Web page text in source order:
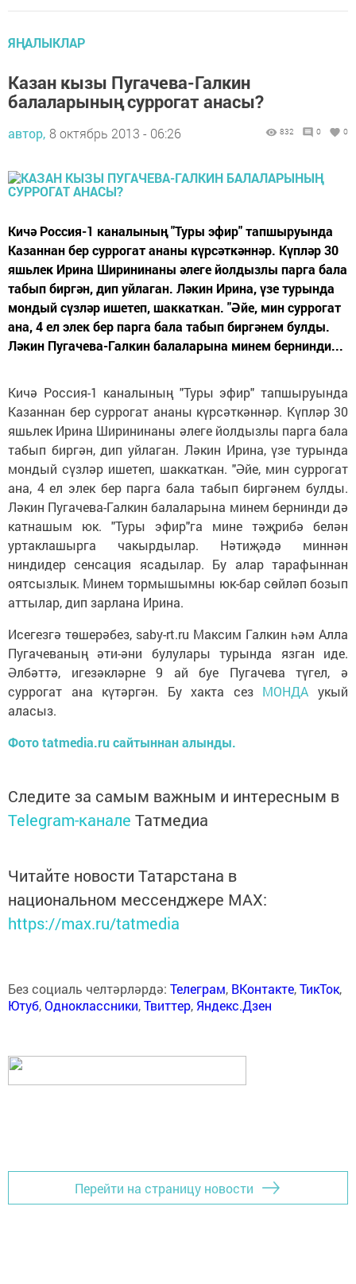
ЯҢАЛЫКЛАР
Казан кызы Пугачева-Галкин
балаларының суррогат анасы?
автор, 8 октябрь 2013 - 06:26 832 0 0
Кичә Россия-1 каналының "Туры эфир" тапшыруында
Казаннан бер суррогат ананы күрсәткәннәр. Күпләр 30
яшьлек Ирина Ширининаны әлеге йолдызлы парга бала
табып биргән, дип уйлаган. Ләкин Ирина, үзе турында
мондый сүзләр ишетеп, шаккаткан. "Әйе, мин суррогат
ана, 4 ел элек бер парга бала табып биргәнем булды.
Ләкин Пугачева-Галкин балаларына минем бернинди...
Кичә Россия-1 каналының "Туры эфир" тапшыруында
Казаннан бер суррогат ананы күрсәткәннәр. Күпләр 30
яшьлек Ирина Ширининаны әлеге йолдызлы парга бала
табып биргән, дип уйлаган. Ләкин Ирина, үзе турында
мондый сүзләр ишетеп, шаккаткан. "Әйе, мин суррогат
ана, 4 ел элек бер парга бала табып биргәнем булды.
Ләкин Пугачева-Галкин балаларына минем бернинди дә
катнашым юк. "Туры эфир"га мине тәҗрибә белән
уртаклашырга чакырдылар. Нәтиҗәдә миннән
ниндидер сенсация ясадылар. Бу алар тарафыннан
оятсызлык. Минем тормышымны юк-бар сөйләп бозып
аттылар, дип зарлана Ирина.
Исегезгә төшерәбез, saby-rt.ru Максим Галкин һәм Алла
Пугачеваның әти-әни булулары турында язган иде.
Әлбәттә, игезәкләрне 9 ай буе Пугачева түгел, ә
суррогат ана күтәргән. Бу хакта сез МОНДА укый
аласыз.
Фото tatmedia.ru сайтыннан алынды.
Следите за самым важным и интересным в
Telegram-канале Татмедиа
Читайте новости Татарстана в
национальном мессенджере MАХ:
https://max.ru/tatmedia
Без социаль челтәрләрдә: Телеграм, ВКонтакте,ТикТок,
Ютуб,Одноклассники,Твиттер, Яндекс.Дзен
Перейти на страницу новости